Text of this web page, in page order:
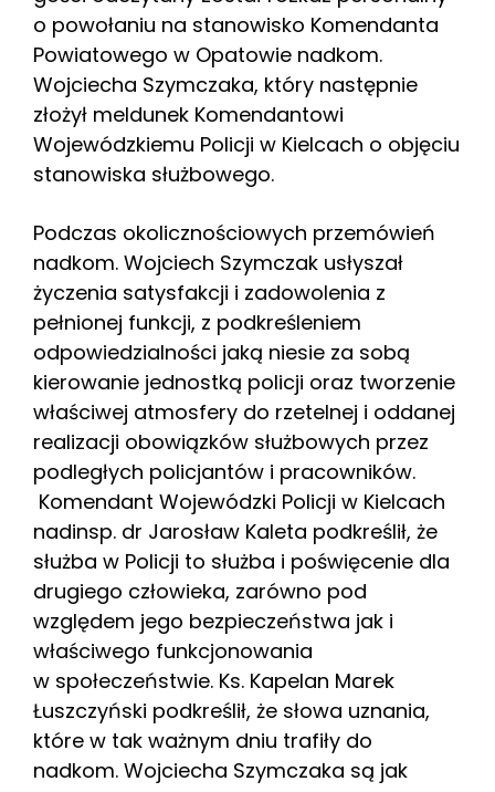
o powołaniu na stanowisko Komendanta
Powiatowego w Opatowie nadkom.
Wojciecha Szymczaka, który następnie
złożył meldunek Komendantowi
Wojewódzkiemu Policji w Kielcach o objęciu
stanowiska służbowego.
Podczas okolicznościowych przemówień
nadkom. Wojciech Szymczak usłyszał
życzenia satysfakcji i zadowolenia z
pełnionej funkcji, z podkreśleniem
odpowiedzialności jaką niesie za sobą
kierowanie jednostką policji oraz tworzenie
właściwej atmosfery do rzetelnej i oddanej
realizacji obowiązków służbowych przez
podległych policjantów i pracowników.
Komendant Wojewódzki Policji w Kielcach
nadinsp. dr Jarosław Kaleta podkreślił, że
służba w Policji to służba i poświęcenie dla
drugiego człowieka, zarówno pod
względem jego bezpieczeństwa jak i
właściwego funkcjonowania
w społeczeństwie. Ks. Kapelan Marek
Łuszczyński podkreślił, że słowa uznania,
które w tak ważnym dniu trafiły do
nadkom. Wojciecha Szymczaka są jak